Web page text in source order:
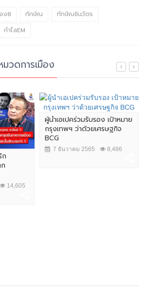
ง8 ทักษิณ
ทักษิณชินวัตร
กำไลEM
วดการเมือง
ก
14,605
ผู้นำเอเปคร่วมรับรอง เป้าหมาย
กรุงเทพฯ ว่าด้วยเศรษฐกิจ
BCG
7 ธันวาคม 2565 8,486